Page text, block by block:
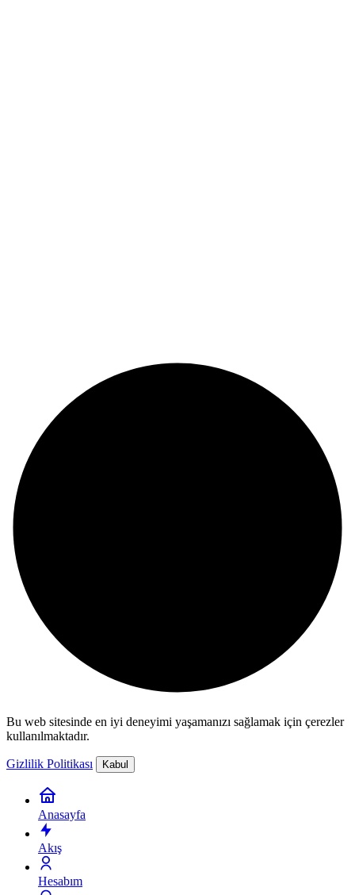
Bu web sitesinde en iyi deneyimi yaşamanızı sağlamak için çerezler
kullanılmaktadır.
Gizlilik Politikası Kabul
Anasayfa
Akış
Hesabım